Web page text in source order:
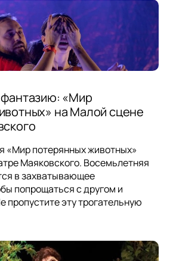
«Мир
на Малой сцене
«Мир потерянных животных»
Маяковского. Восемьлетняя
в захватывающее
попрощаться с другом и
пропустите эту трогательную